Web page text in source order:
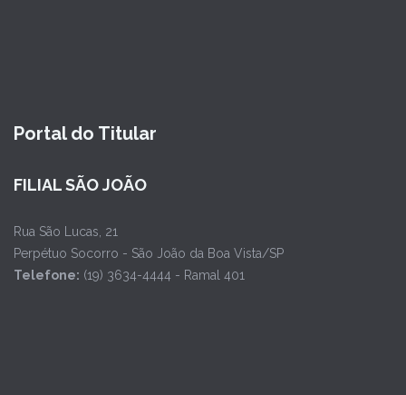
Portal do Titular
FILIAL SÃO JOÃO
Rua São Lucas, 21
Perpétuo Socorro - São João da Boa Vista/SP
Telefone: (19) 3634-4444 - Ramal 401